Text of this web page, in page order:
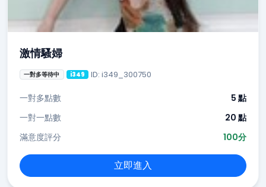
激情騷婦
一對多等待中 i349 ID: i349_300750
一對多點數
5 點
一對一點數
20 點
滿意度評分
100分
立即進入